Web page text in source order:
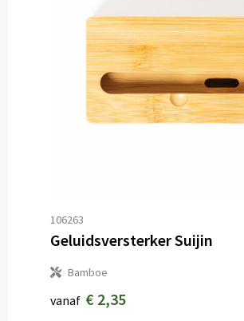
106263
Geluidsversterker Suijin
Bamboe
vanaf € 2,35